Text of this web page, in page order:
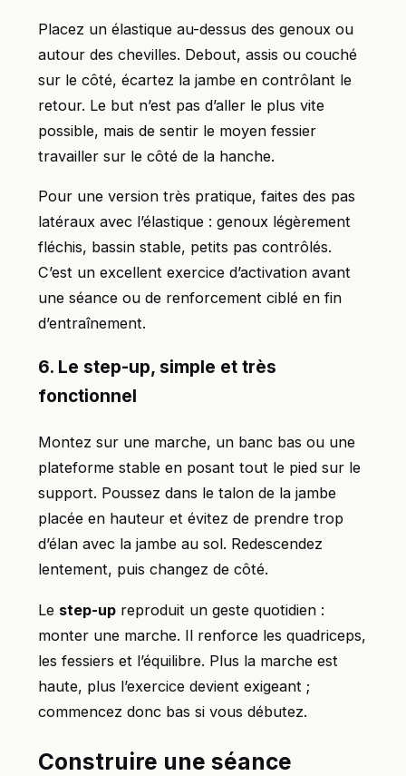
Placez un élastique au-dessus des genoux ou
autour des chevilles. Debout, assis ou couché
sur le côté, écartez la jambe en contrôlant le
retour. Le but n’est pas d’aller le plus vite
possible, mais de sentir le moyen fessier
travailler sur le côté de la hanche.
Pour une version très pratique, faites des pas
latéraux avec l’élastique : genoux légèrement
fléchis, bassin stable, petits pas contrôlés.
C’est un excellent exercice d’activation avant
une séance ou de renforcement ciblé en fin
d’entraînement.
6. Le step-up, simple et très
fonctionnel
Montez sur une marche, un banc bas ou une
plateforme stable en posant tout le pied sur le
support. Poussez dans le talon de la jambe
placée en hauteur et évitez de prendre trop
d’élan avec la jambe au sol. Redescendez
lentement, puis changez de côté.
Le step-up reproduit un geste quotidien :
monter une marche. Il renforce les quadriceps,
les fessiers et l’équilibre. Plus la marche est
haute, plus l’exercice devient exigeant ;
commencez donc bas si vous débutez.
Construire une séance